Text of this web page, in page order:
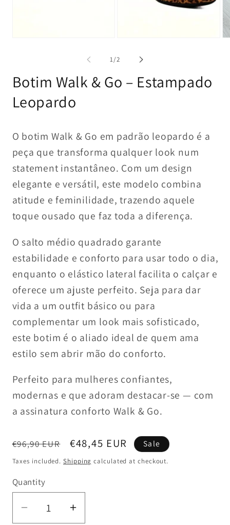
1/of
2
Botim Walk & Go – Estampado
Leopardo
O botim Walk & Go em padrão leopardo é a
peça que transforma qualquer look num
statement instantâneo. Com um design
elegante e versátil, este modelo combina
atitude e feminilidade, trazendo aquele
toque ousado que faz toda a diferença.
O salto médio quadrado garante
estabilidade e conforto para usar todo o dia,
enquanto o elástico lateral facilita o calçar e
oferece um ajuste perfeito. Seja para dar
vida a um outfit básico ou para
complementar um look mais sofisticado,
este botim é o aliado ideal de quem ama
estilo sem abrir mão do conforto.
Perfeito para mulheres confiantes,
modernas e que adoram destacar-se — com
a assinatura conforto Walk & Go.
Regular
price
€96,90 EUR
Sale
price
€48,45 EUR Sale
Taxes included.Shipping calculated at checkout.
Quantity
DecreaseIncrease